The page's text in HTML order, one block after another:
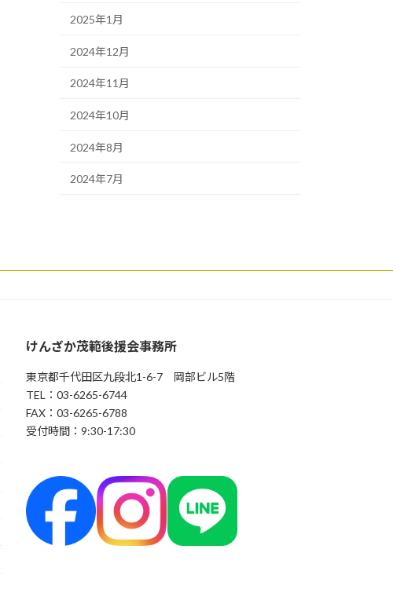
2025年1月
2024年12月
2024年11月
2024年10月
2024年8月
2024年7月
けんざか茂範後援会事務所
東京都千代田区九段北1-6-7 岡部ビル5階
TEL：03-6265-6744
FAX：03-6265-6788
受付時間：9:30-17:30